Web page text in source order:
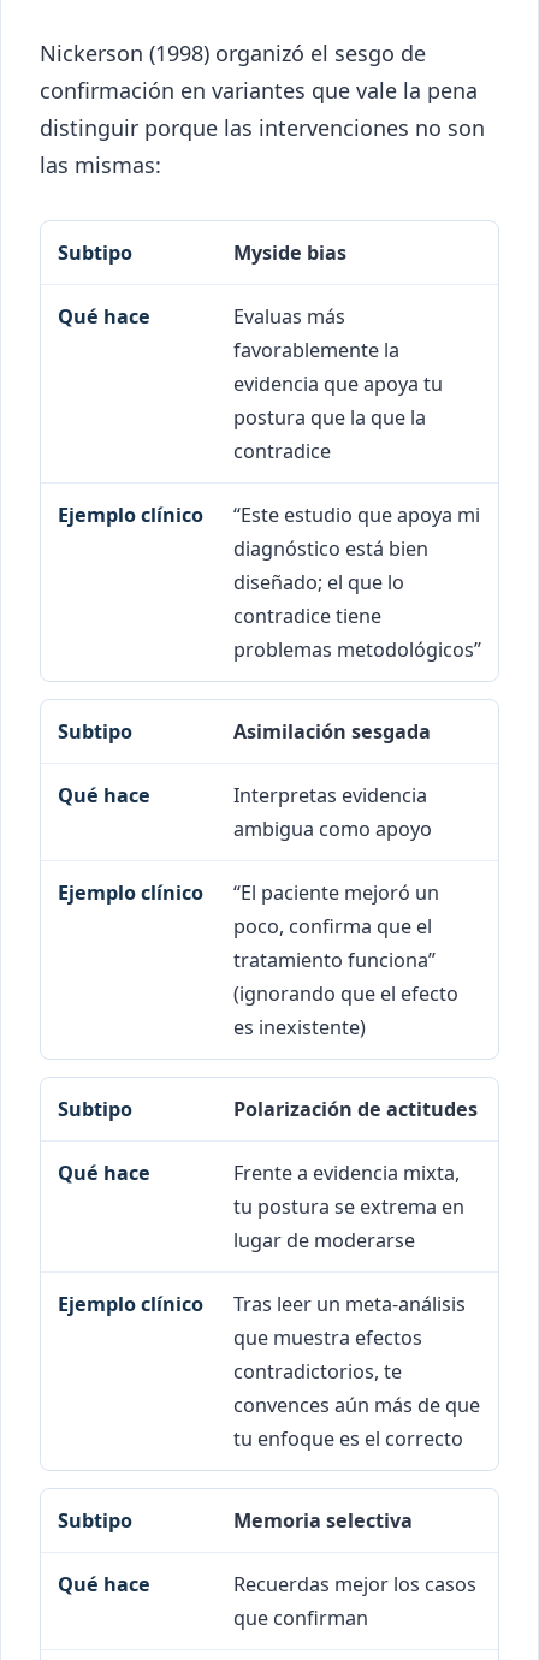
Nickerson (1998) organizó el sesgo de
confirmación en variantes que vale la pena
distinguir porque las intervenciones no son
las mismas:
Subtipo Qué hace Ejemplo clínico
Myside bias
Evaluas más
favorablemente la
evidencia que apoya tu
postura que la que la
contradice
“Este estudio que apoya mi
diagnóstico está bien
diseñado; el que lo
contradice tiene
problemas metodológicos”
Asimilación sesgada
Interpretas evidencia
ambigua como apoyo
“El paciente mejoró un
poco, confirma que el
tratamiento funciona”
(ignorando que el efecto
es inexistente)
Polarización de actitudes
Frente a evidencia mixta,
tu postura se extrema en
lugar de moderarse
Tras leer un meta-análisis
que muestra efectos
contradictorios, te
convences aún más de que
tu enfoque es el correcto
Memoria selectiva
Recuerdas mejor los casos
que confirman